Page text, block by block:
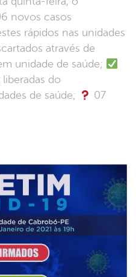
novos casos
rápidos nas unidades
através de
unidade de saúde;
liberadas do
de saúde;
07